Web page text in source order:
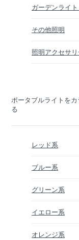
ガーデンライ
その他照明
照明アクセサ
ポータブルライトを
る
レッド系
ブルー系
グリーン系
イエロー系
オレンジ系